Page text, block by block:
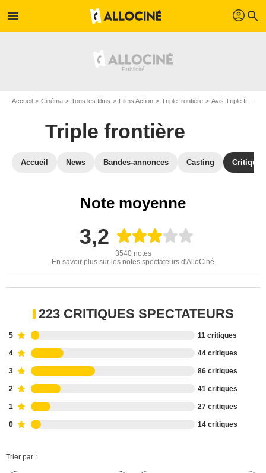
menu profil search
Accueil Cinéma Tous les films Films Action Triple frontière Avis Triple frontière
Triple frontière
Accueil News Bandes-annonces Casting
Note moyenne
3,2
3540 notes
En savoir plus sur les notes spectateurs d'AlloCiné
223 CRITIQUES SPECTATEURS
5 11 critiques
4 44 critiques
3 86 critiques
2 41 critiques
1 27 critiques
0 14 critiques
Trier par :